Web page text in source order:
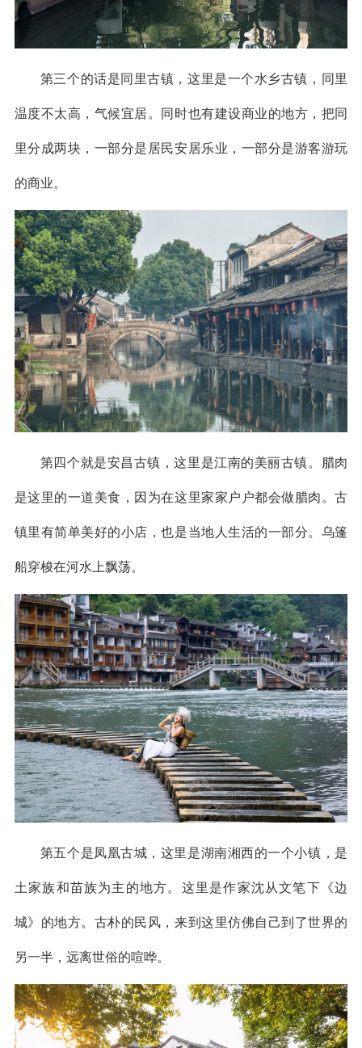
第三个的话是同里古镇，这里是一个水乡古镇，同里
温度不太高，气候宜居。同时也有建设商业的地方，把同
里分成两块，一部分是居民安居乐业，一部分是游客游玩
的商业。
第四个就是安昌古镇，这里是江南的美丽古镇。腊肉
是这里的一道美食，因为在这里家家户户都会做腊肉。古
镇里有简单美好的小店，也是当地人生活的一部分。乌篷
船穿梭在河水上飘荡。
第五个是凤凰古城，这里是湖南湘西的一个小镇，是
土家族和苗族为主的地方。这里是作家沈从文笔下《边
城》的地方。古朴的民风，来到这里仿佛自己到了世界的
另一半，远离世俗的喧哗。